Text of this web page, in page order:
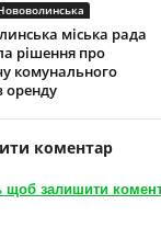
міська рада
рішення про
комунального
оренду
коментар
щоб залишити